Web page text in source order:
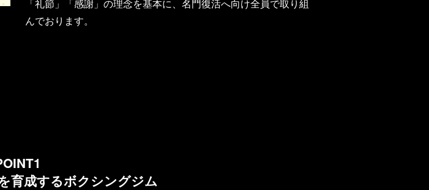
「礼節」「感謝」の理念を基本に、名門復活へ向け全員で取り組
んでおります。
育成するボクシングジム